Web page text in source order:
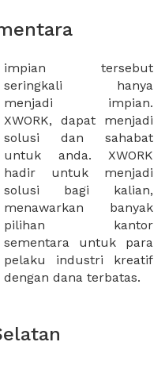
dengan dana terbatas.